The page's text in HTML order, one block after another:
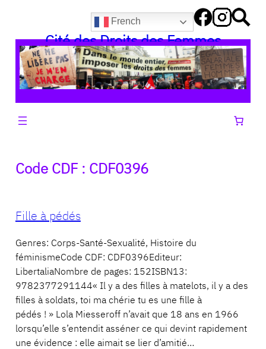
contenu
French
Cité des Droits des Femmes
Code CDF : CDF0396
Fille à pédés
Genres: Corps-Santé-Sexualité, Histoire du
féminismeCode CDF: CDF0396Editeur:
LibertaliaNombre de pages: 152ISBN13:
9782377291144« Il y a des filles à matelots, il y a des
filles à soldats, toi ma chérie tu es une fille à
pédés ! » Lola Miesseroff n’avait que 18 ans en 1966
lorsqu’elle s’entendit asséner ce qui devint rapidement
une évidence : elle aimait se lier d’amitié…